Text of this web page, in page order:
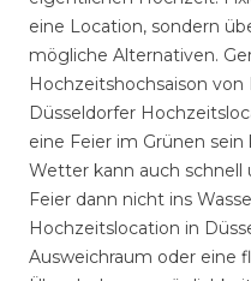
eine Location, sondern
mögliche Alternativen.
Hochzeitshochsaison
Düsseldorfer
eine Feier im Grünen
Wetter kann auch schnell
Feier dann nicht ins
Hochzeitslocation in
Ausweichraum oder eine